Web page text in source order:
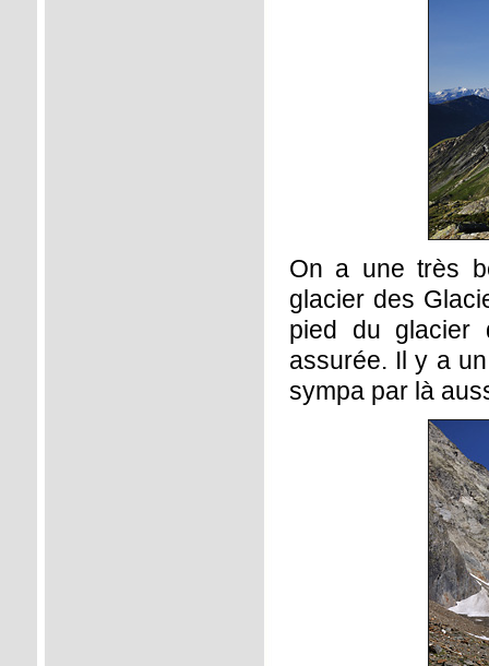
On a une très
glacier des
pied du glacier
assurée. Il y a
sympa par là